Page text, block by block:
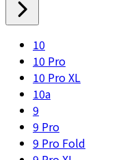
10
10 Pro
10 Pro XL
10a
9
9 Pro
9 Pro Fold